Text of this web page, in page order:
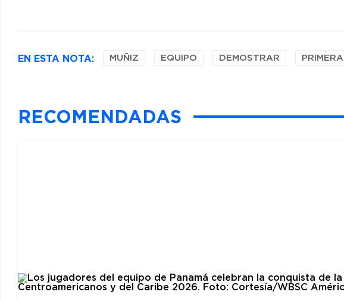
EN ESTA NOTA: MUÑIZ EQUIPO DEMOSTRAR PRIMERA
RECOMENDADAS